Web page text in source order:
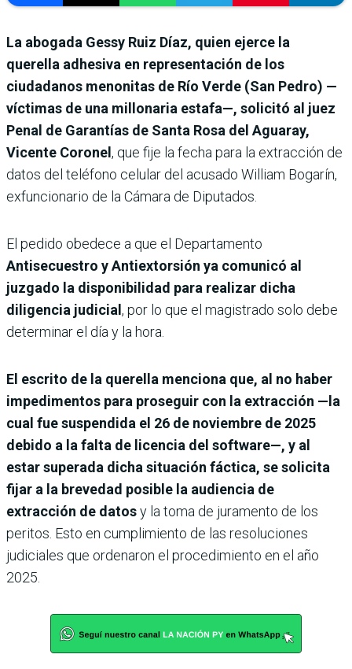
La abogada Gessy Ruiz Díaz, quien ejerce la
querella adhesiva en representación de los
ciudadanos menonitas de Río Verde (San Pedro) —
víctimas de una millonaria estafa—, solicitó al juez
Penal de Garantías de Santa Rosa del Aguaray,
Vicente Coronel , que fije la fecha para la extracción de
datos del teléfono celular del acusado William Bogarín,
exfuncionario de la Cámara de Diputados.
El pedido obedece a que el Departamento
Antisecuestro y Antiextorsión ya comunicó al
juzgado la disponibilidad para realizar dicha
diligencia judicial , por lo que el magistrado solo debe
determinar el día y la hora.
El escrito de la querella menciona que, al no haber
impedimentos para proseguir con la extracción —la
cual fue suspendida el 26 de noviembre de 2025
debido a la falta de licencia del software—, y al
estar superada dicha situación fáctica, se solicita
fijar a la brevedad posible la audiencia de
extracción de datosy la toma de juramento de los
peritos. Esto en cumplimiento de las resoluciones
judiciales que ordenaron el procedimiento en el año
2025.